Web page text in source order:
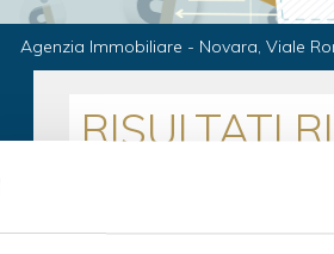
Agenzia Immobiliare - Novara, Viale
RISULTATI